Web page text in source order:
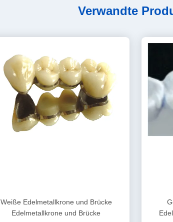
Verwandte
Weiße Edelmetallkrone und Brücke
Edelmetallkrone und Brücke